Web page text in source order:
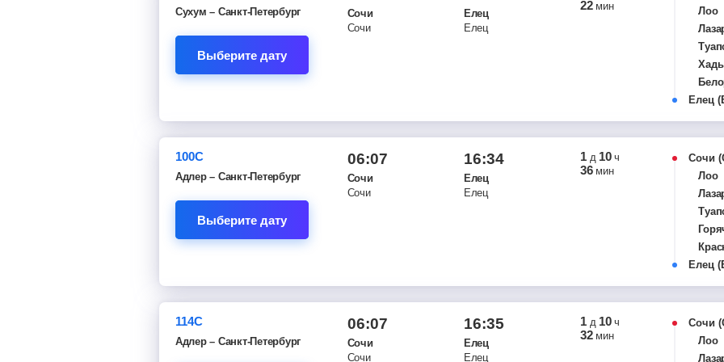
Сухум – Санкт-Петербург
Выберите дату
Сочи
Сочи
Елец
Елец
22 мин Лоо
Елец
100С
Адлер – Санкт-Петербург
Выберите дату
06:07
Сочи
Сочи
16:34
Елец
Елец
1 д 10ч
36 мин
Сочи
Лоо
Елец
114С
Адлер – Санкт-Петербург
06:07
Сочи
Сочи
16:35
Елец
Елец
1 д 10ч
32 мин
Сочи
Лоо